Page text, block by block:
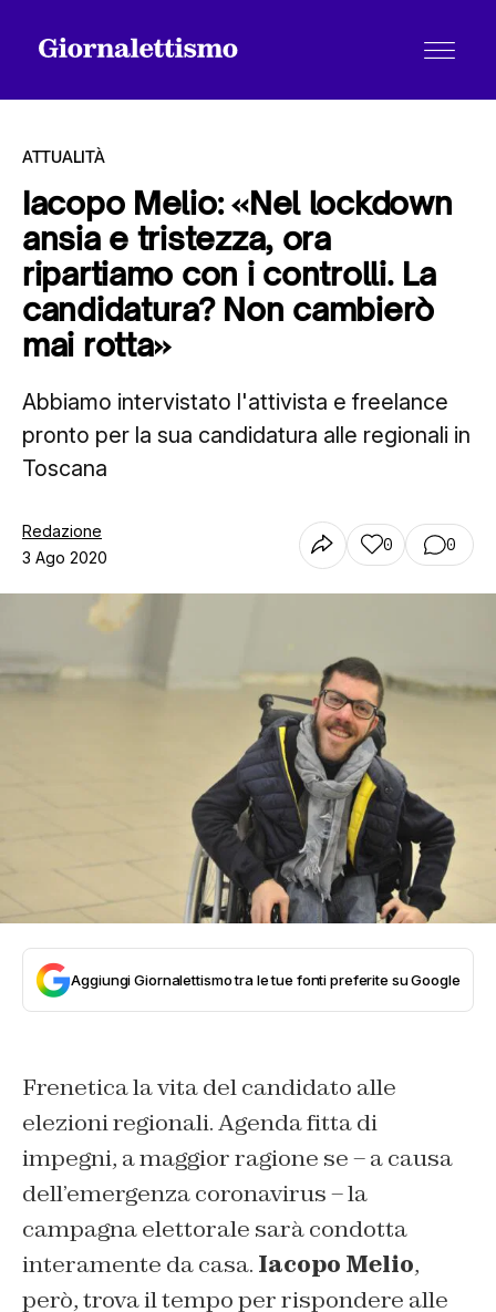
Tutti gli articoli
Chi siamo
Contatti
ATTUALITÀ
Iacopo Melio: «Nel lockdown
ansia e tristezza, ora
ripartiamo con i controlli. La
candidatura? Non cambierò
mai rotta»
Abbiamo intervistato l'attivista e freelance
pronto per la sua candidatura alle regionali in
Toscana
Redazione
3 Ago 2020
0 0
Aggiungi Giornalettismo tra le tue fonti preferite su Google
Frenetica la vita del candidato alle
elezioni regionali. Agenda fitta di
impegni, a maggior ragione se – a causa
dell’emergenza coronavirus – la
campagna elettorale sarà condotta
interamente da casa. Iacopo Melio,
però, trova il tempo per rispondere alle